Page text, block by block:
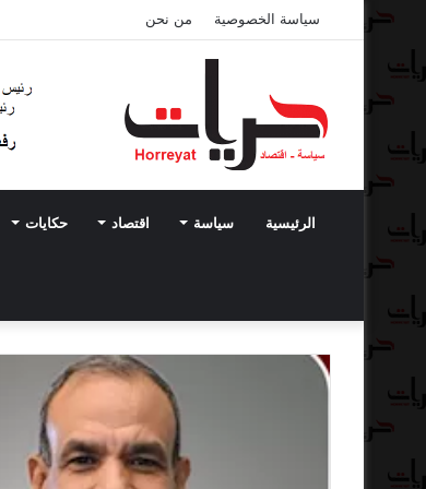
سياسة الخصوصية من نحن
الرئيسية سياسة اقتصاد حكايات